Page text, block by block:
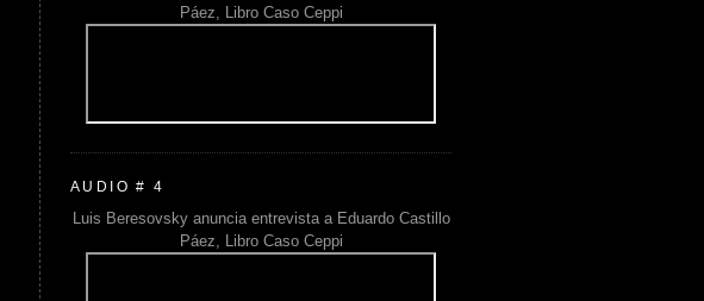
Páez, Libro Caso Ceppi
AUDIO # 4
Luis Beresovsky anuncia entrevista a Eduardo Castillo
Páez, Libro Caso Ceppi